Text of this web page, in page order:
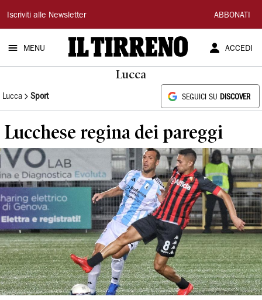
Il
Tirreno
Iscriviti alle Newsletter ABBONATI
MENU ACCEDI
Lucca
Lucca Sport SEGUICI SU DISCOVER
Lucchese regina dei pareggi